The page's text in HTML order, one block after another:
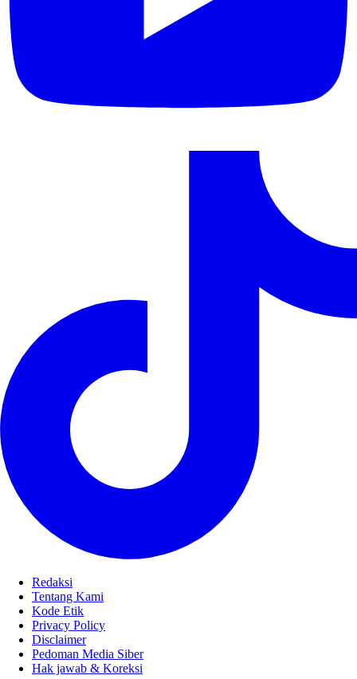
Redaksi
Tentang Kami
Kode Etik
Privacy Policy
Disclaimer
Pedoman Media Siber
Hak jawab & Koreksi